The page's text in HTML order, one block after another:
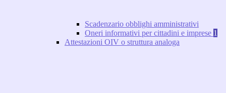
Scadenzario obblighi amministrativi
Oneri informativi per cittadini e imprese 1
Attestazioni OIV o struttura analoga